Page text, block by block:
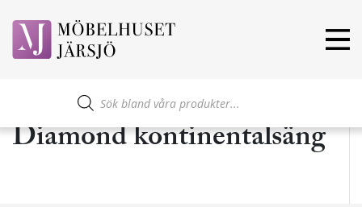
Produktsökning
Diamond kontinentalsäng